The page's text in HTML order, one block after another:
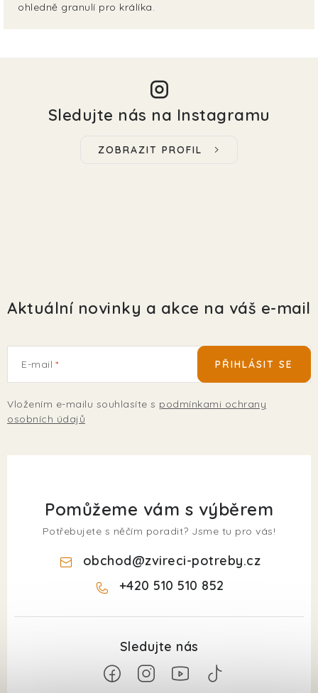
ohledně granulí pro králíka.
Sledujte nás na Instagramu
ZOBRAZIT PROFIL
Aktuální novinky a akce na váš e-mail
E-mail
Vložením e-mailu souhlasíte s podmínkami ochrany
osobních údajů
PŘIHLÁSIT SE
Pomůžeme vám s výběrem
Potřebujete s něčím poradit? Jsme tu pro vás!
obchod@zvireci-potreby.cz
+420 510 510 852